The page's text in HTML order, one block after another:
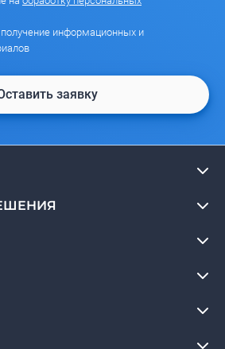
информационных и
заявку